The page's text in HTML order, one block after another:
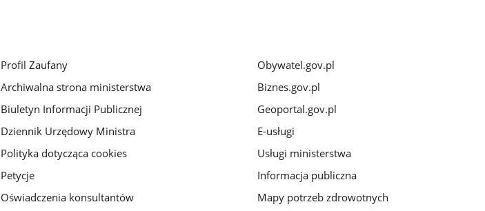
Profil Zaufany
Archiwalna strona ministerstwa
Biuletyn Informacji Publicznej
Dziennik Urzędowy Ministra
Polityka dotycząca cookies
Petycje
Oświadczenia konsultantów
Obywatel.gov.pl
Biznes.gov.pl
Geoportal.gov.pl
E-usługi
Usługi ministerstwa
Informacja publiczna
Mapy potrzeb zdrowotnych